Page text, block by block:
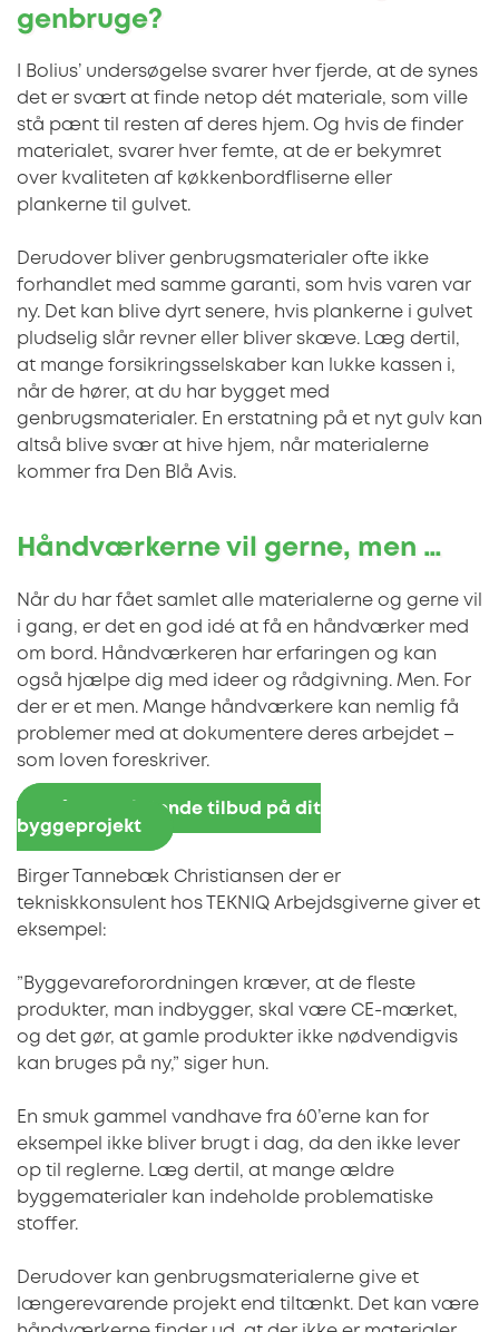
genbruge?
I Bolius’ undersøgelse svarer hver fjerde, at de synes
det er svært at finde netop dét materiale, som ville
stå pænt til resten af deres hjem. Og hvis de finder
materialet, svarer hver femte, at de er bekymret
over kvaliteten af køkkenbordfliserne eller
plankerne til gulvet.
Derudover bliver genbrugsmaterialer ofte ikke
forhandlet med samme garanti, som hvis varen var
ny. Det kan blive dyrt senere, hvis plankerne i gulvet
pludselig slår revner eller bliver skæve. Læg dertil,
at mange forsikringsselskaber kan lukke kassen i,
når de hører, at du har bygget med
genbrugsmaterialer. En erstatning på et nyt gulv kan
altså blive svær at hive hjem, når materialerne
kommer fra Den Blå Avis.
Håndværkerne vil gerne, men …
Når du har fået samlet alle materialerne og gerne vil
i gang, er det en god idé at få en håndværker med
om bord. Håndværkeren har erfaringen og kan
også hjælpe dig med ideer og rådgivning. Men. For
der er et men. Mange håndværkere kan nemlig få
problemer med at dokumentere deres arbejdet –
som loven foreskriver.
Få uforpligtende tilbud på dit
byggeprojekt
Birger Tannebæk Christiansen der er
tekniskkonsulent hos TEKNIQ Arbejdsgiverne giver et
eksempel:
”Byggevareforordningen kræver, at de fleste
produkter, man indbygger, skal være CE-mærket,
og det gør, at gamle produkter ikke nødvendigvis
kan bruges på ny,” siger hun.
En smuk gammel vandhave fra 60’erne kan for
eksempel ikke bliver brugt i dag, da den ikke lever
op til reglerne. Læg dertil, at mange ældre
byggematerialer kan indeholde problematiske
stoffer.
Derudover kan genbrugsmaterialerne give et
længerevarende projekt end tiltænkt. Det kan være